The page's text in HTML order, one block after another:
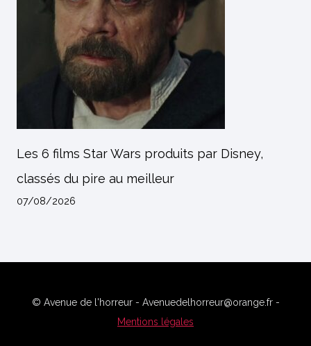
Les 6 films Star Wars produits par Disney,
classés du pire au meilleur
07/08/2026
© Avenue de l'horreur - Avenuedelhorreur@orange.fr -
Mentions légales